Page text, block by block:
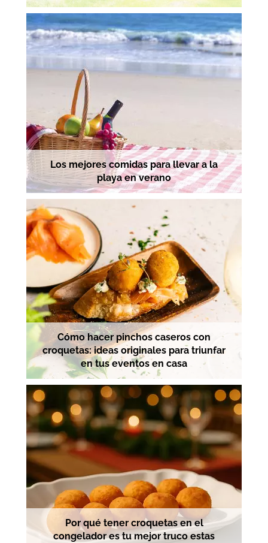
Los mejores comidas para llevar a la
playa en verano
Cómo hacer pinchos caseros con
croquetas: ideas originales para triunfar
en tus eventos en casa
Por qué tener croquetas en el
congelador es tu mejor truco estas